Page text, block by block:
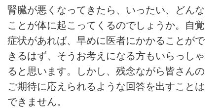
腎臓が悪くなってきたら、いったい、どんな
ことが体に起こってくるのでしょうか。自覚
症状があれば、早めに医者にかかることがで
きるはず、そうお考えになる方もいらっしゃ
ると思います。しかし、残念ながら皆さんの
ご期待に応えられるような回答を出すことは
できません。